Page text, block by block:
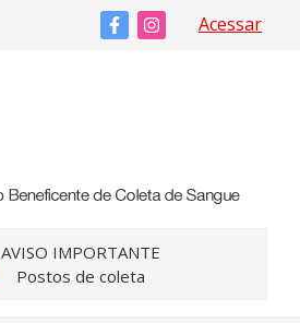
Acessar
AVISO IMPORTANTE
Postos de coleta